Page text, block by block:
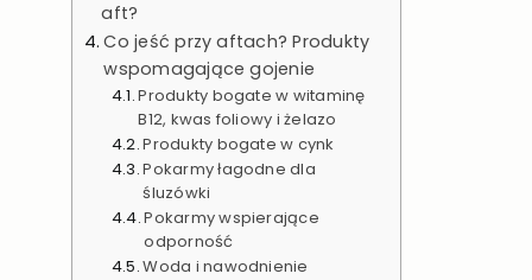
aft?
Co jeść przy aftach? Produkty
wspomagające gojenie
Produkty bogate w witaminę
B12, kwas foliowy i żelazo
Produkty bogate w cynk
Pokarmy łagodne dla
śluzówki
Pokarmy wspierające
odporność
Woda i nawodnienie